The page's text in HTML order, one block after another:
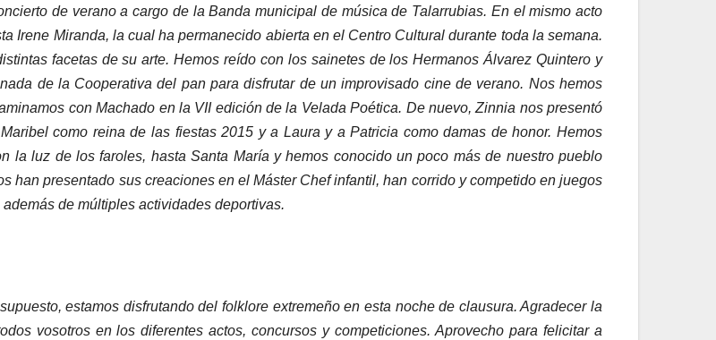
de verano a cargo de la Banda municipal de música de Talarrubias. En el mismo acto
Irene Miranda, la cual ha permanecido abierta en el Centro Cultural durante toda la semana.
facetas de su arte. Hemos reído con los sainetes de los Hermanos Álvarez Quintero y
de la Cooperativa del pan para disfrutar de un improvisado cine de verano. Nos hemos
con Machado en la VII edición de la Velada Poética. De nuevo, Zinnia nos presentó
como reina de las fiestas 2015 y a Laura y a Patricia como damas de honor. Hemos
la luz de los faroles, hasta Santa María y hemos conocido un poco más de nuestro pueblo
han presentado sus creaciones en el Máster Chef infantil, han corrido y competido en juegos
de múltiples actividades deportivas.
estamos disfrutando del folklore extremeño en esta noche de clausura. Agradecer la
vosotros en los diferentes actos, concursos y competiciones. Aprovecho para felicitar a